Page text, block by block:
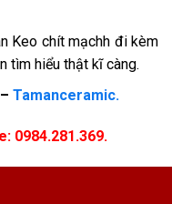
Keo chít mạchh đi kèm
tìm hiểu thật kĩ càng.
Tamanceramic.
0984.281.369.